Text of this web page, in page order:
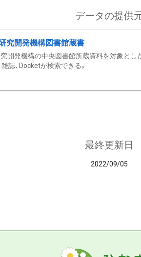
データの提供
究開発機構図書館蔵書
開発機構の中央図書館所蔵資料を対象とし
雑誌、Docketが検索できる。
最終更新日
2022/09/05